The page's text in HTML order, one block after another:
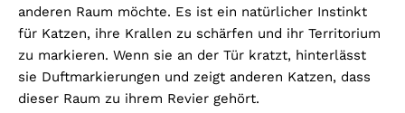
anderen Raum möchte. Es ist ein natürlicher Instinkt
für Katzen, ihre Krallen zu schärfen und ihr Territorium
zu markieren. Wenn sie an der Tür kratzt, hinterlässt
sie Duftmarkierungen und zeigt anderen Katzen, dass
dieser Raum zu ihrem Revier gehört.